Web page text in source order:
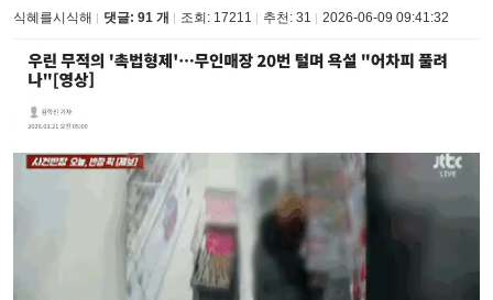
식혜를시식해 댓글: 91 개 조회: 17211 추천: 31 2026-06-09 09:41:32